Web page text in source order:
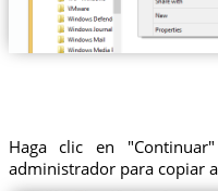
Haga clic en
administrador para copiar